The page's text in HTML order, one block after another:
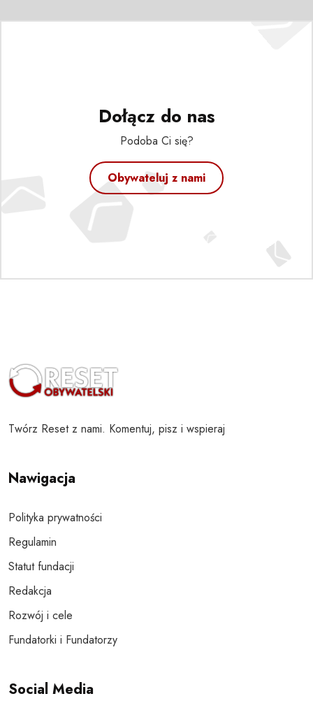
Dołącz do nas
Podoba Ci się?
Obywateluj z nami
Twórz Reset z nami. Komentuj, pisz i wspieraj
Nawigacja
Polityka prywatności
Regulamin
Statut fundacji
Redakcja
Rozwój i cele
Fundatorki i Fundatorzy
Social Media